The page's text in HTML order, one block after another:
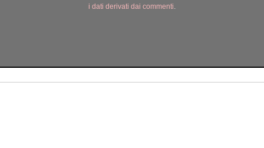
i dati derivati dai commenti.